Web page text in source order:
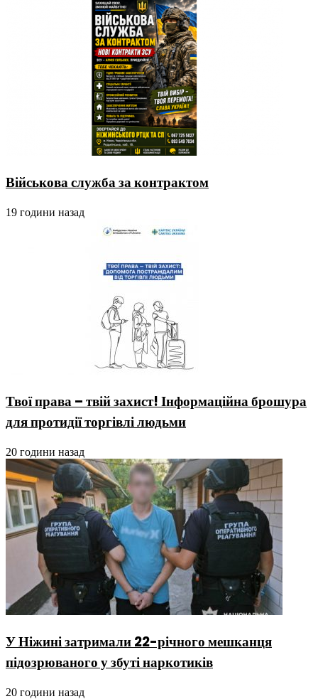
Військова служба за контрактом
19 години назад
Твої права – твій захист! Інформаційна брошура
для протидії торгівлі людьми
20 години назад
У Ніжині затримали 22-річного мешканця
підозрюваного у збуті наркотиків
20 години назад